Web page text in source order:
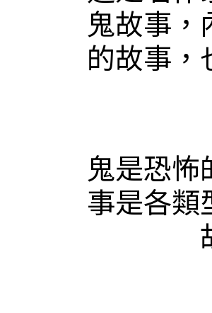
鬼故事，
的故事，
鬼是恐怖
事是各類